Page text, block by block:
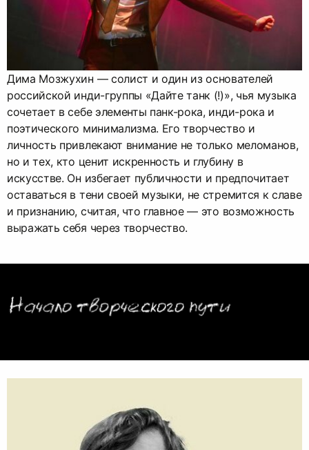
Дима Мозжухин — солист и один из основателей
российской инди-группы «Дайте танк (!)», чья музыка
сочетает в себе элементы панк-рока, инди-рока и
поэтического минимализма. Его творчество и
личность привлекают внимание не только меломанов,
но и тех, кто ценит искренность и глубину в
искусстве. Он избегает публичности и предпочитает
оставаться в тени своей музыки, не стремится к славе
и признанию, считая, что главное — это возможность
выражать себя через творчество.